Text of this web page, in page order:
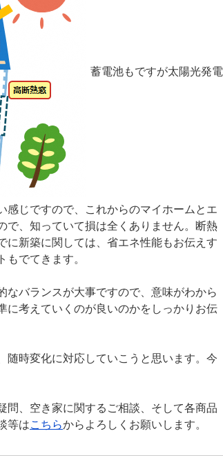
蓄電池もですが太陽光発電
感じですので、これからのマイホームとエ
で、知っていて損は全くありません。断熱
に新築に関しては、省エネ性能もお伝えす
でてきます。
バランスが大事ですので、意味がわから
に考えていくのが良いのかをしっかりお伝
随時変化に対応していこうと思います。今
問、空き家に関するご相談、そして各商品
等はこちらからよろしくお願いします。